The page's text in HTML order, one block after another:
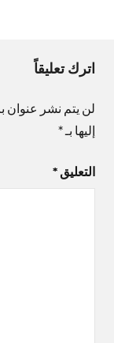
اترك تعليقاً
لن يتم نشر عنوان
إليها بـ*
التعليق *